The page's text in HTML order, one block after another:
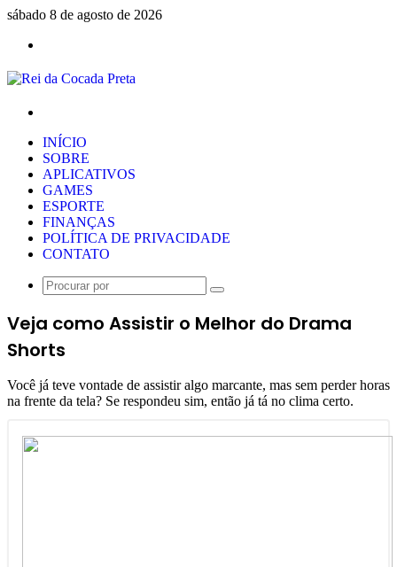
sábado 8 de agosto de 2026
INÍCIO
SOBRE
APLICATIVOS
GAMES
ESPORTE
FINANÇAS
POLÍTICA DE PRIVACIDADE
CONTATO
Procurar
Veja como Assistir o Melhor do Drama
Shorts
Você já teve vontade de assistir algo marcante, mas sem perder horas
na frente da tela? Se respondeu sim, então já tá no clima certo.